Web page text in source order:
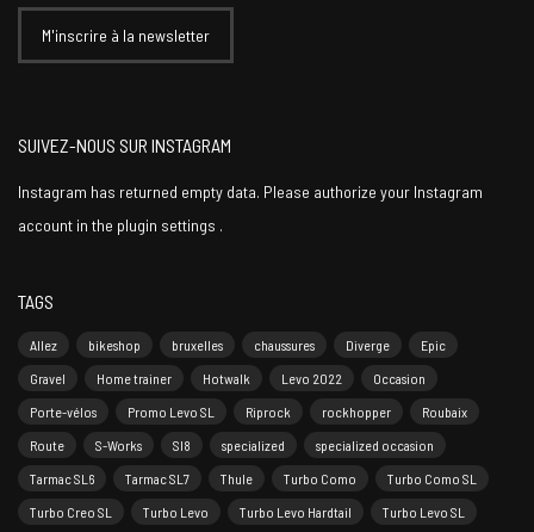
SUIVEZ-NOUS SUR INSTAGRAM
Instagram has returned empty data. Please authorize your Instagram
account in the plugin settings .
TAGS
Allez bikeshop bruxelles chaussures Diverge
Epic
Gravel
Home trainer Hotwalk Levo 2022
Occasion
Porte-vélos
Promo Levo SL Riprock rockhopper
Roubaix
Route
S-Works Sl8 specialized
specialized occasion
Tarmac SL6
Tarmac SL7 Thule Turbo Como
Turbo Como SL
Turbo Creo SL
Turbo Levo Turbo Levo Hardtail Turbo Levo SL